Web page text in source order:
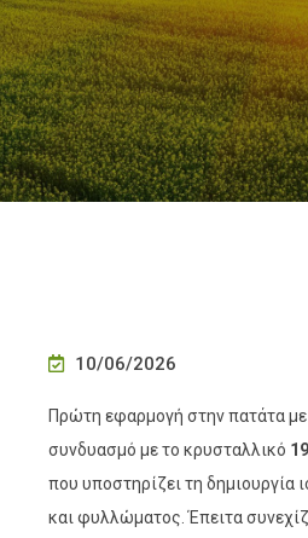
10/06/2026
Πρώτη εφαρμογή στην πατάτα με
συνδυασμό με το κρυσταλλικό
που υποστηρίζει τη δημιουργία
και φυλλώματος. Έπειτα